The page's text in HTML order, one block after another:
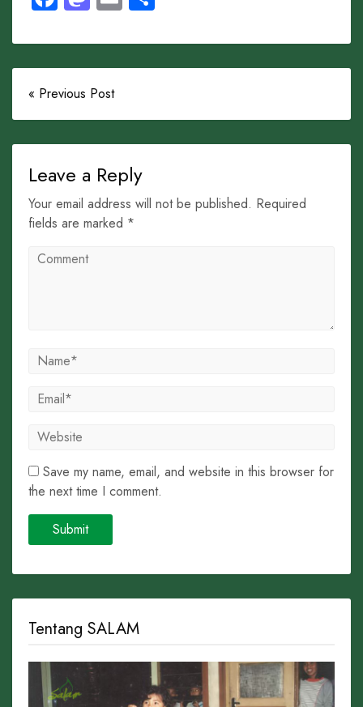
« Previous Post
Leave a Reply
Your email address will not be published. Required
fields are marked *
Save my name, email, and website in this browser for
the next time I comment.
Tentang SALAM